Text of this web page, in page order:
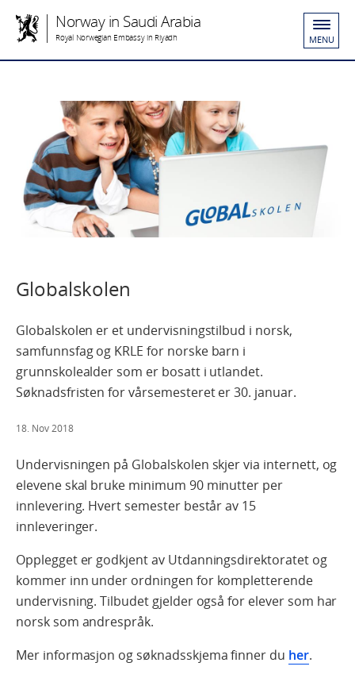
Norway in Saudi Arabia
Royal Norwegian Embassy in Riyadh MENU
Globalskolen
Globalskolen er et undervisningstilbud i norsk,
samfunnsfag og KRLE for norske barn i
grunnskolealder som er bosatt i utlandet.
Søknadsfristen for vårsemesteret er 30. januar.
18. Nov 2018
Undervisningen på Globalskolen skjer via internett, og
elevene skal bruke minimum 90 minutter per
innlevering. Hvert semester består av 15
innleveringer.
Opplegget er godkjent av Utdanningsdirektoratet og
kommer inn under ordningen for kompletterende
undervisning. Tilbudet gjelder også for elever som har
norsk som andrespråk.
Mer informasjon og søknadsskjema finner du her.